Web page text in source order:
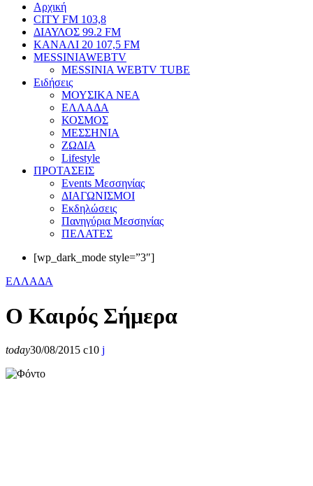
Αρχική
CITY FM 103,8
ΔΙΑΥΛΟΣ 99.2 FM
ΚΑΝΑΛΙ 20 107,5 FM
MESSINIAWEBTV
MESSINIA WEBTV TUBE
Eιδήσεις
ΜΟΥΣΙΚΑ ΝΕΑ
ΕΛΛΑΔΑ
ΚΟΣΜΟΣ
ΜΕΣΣΗΝΙΑ
ΖΩΔΙΑ
Lifestyle
ΠΡΟΤΑΣΕΙΣ
Events Μεσσηνίας
ΔΙΑΓΩΝΙΣΜΟΙ
Εκδηλώσεις
Πανηγύρια Μεσσηνίας
ΠΕΛΑΤΕΣ
[wp_dark_mode style=”3″]
ΕΛΛΑΔΑ
Ο Καιρός Σήμερα
today30/08/2015 10